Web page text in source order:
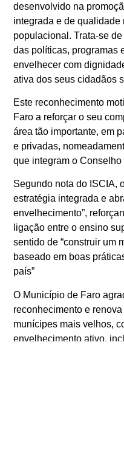
desenvolvido na
integrada e de
populacional. Trata-se
das políticas, programas
envelhecer com
ativa dos seus cidadãos
Este reconhecimento
Faro a reforçar o seu
área tão importante, em
e privadas,
que integram o
Segundo nota do ISCIA,
estratégia integrada e
envelhecimento”,
ligação entre o ensino
sentido de “construir um
baseado em boas
país”
O Município de Faro
reconhecimento e
munícipes mais velhos,
envelhecimento ativo,